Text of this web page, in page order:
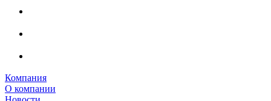
Компания
О компании